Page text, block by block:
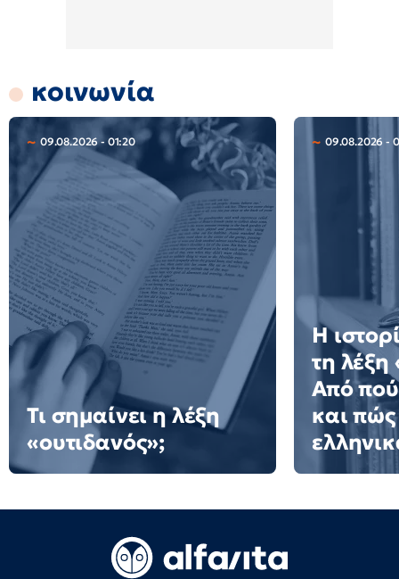
κοινωνία
09.08.2026 - 01:20
Τι σημαίνει η λέξη
«ουτιδανός»;
09.08.2026 -
Η
τη λέξη
Από
και